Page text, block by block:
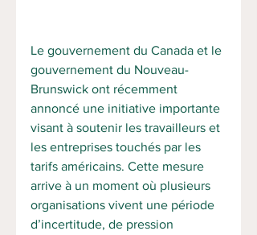
Le gouvernement du Canada et le
gouvernement du Nouveau-
Brunswick ont récemment
annoncé une initiative importante
visant à soutenir les travailleurs et
les entreprises touchés par les
tarifs américains. Cette mesure
arrive à un moment où plusieurs
organisations vivent une période
d’incertitude, de pression